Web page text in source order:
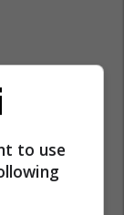
to use